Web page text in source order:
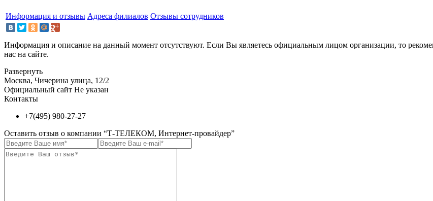
Информация и отзывы Адреса филиалов Отзывы сотрудников
Информация и описание на данный момент отсутствуют. Если Вы являетесь официальным лицом организации, то
нас на сайте.
Развернуть
Москва, Чичерина улица, 12/2
Официальный сайт Не указан
Контакты
+7(495) 980-27-27
Оставить отзыв о компании “Т-ТЕЛЕКОМ, Интернет-провайдер”